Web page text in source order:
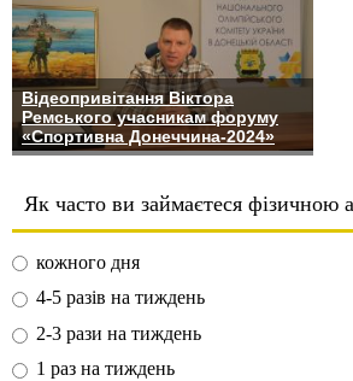
Відеопривітання Віктора
Ремського учасникам форуму
«Спортивна Донеччина-2024»
Як часто ви займаєтеся фізичною
кожного дня
4-5 разів на тиждень
2-3 рази на тиждень
1 раз на тиждень